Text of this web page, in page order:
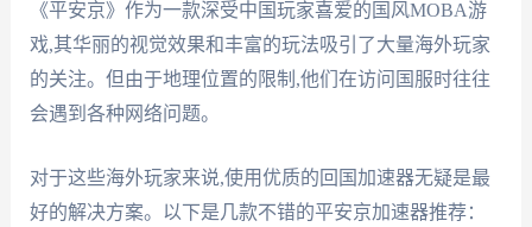
《平安京》作为一款深受中国玩家喜爱的国风MOBA游
戏,其华丽的视觉效果和丰富的玩法吸引了大量海外玩家
的关注。但由于地理位置的限制,他们在访问国服时往往
会遇到各种网络问题。
对于这些海外玩家来说,使用优质的回国加速器无疑是最
好的解决方案。以下是几款不错的平安京加速器推荐：